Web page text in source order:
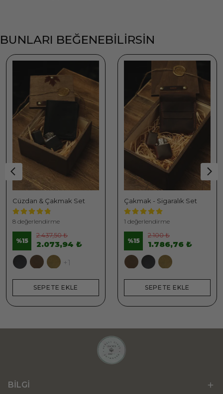
BUNLARI BEĞENEBİLİRSİN
Cüzdan & Çakmak Set
8 değerlendirme
%15
2.437,50 ₺
2.073,94 ₺
+1
SEPETE EKLE
Çakmak - Sigaralık Set
1 değerlendirme
%15
2.100 ₺
1.786,76 ₺
SEPETE EKLE
BİLGİ